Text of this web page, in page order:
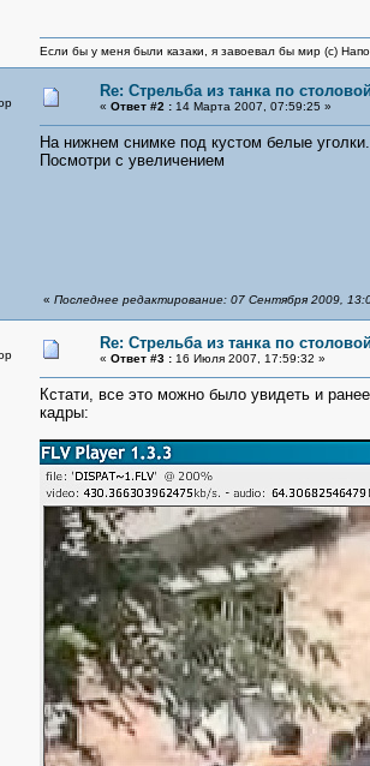
Если бы у меня были казаки, я завоевал бы мир (с)
Re: Стрельба из танка по
« Ответ #2 : 14 Марта 2007, 07:59:25 »
На нижнем снимке под кустом белые
Посмотри с увеличением
« Последнее редактирование: 07 Сентября 2009,
Re: Стрельба из танка по
« Ответ #3 : 16 Июля 2007, 17:59:32 »
Кстати, все это можно было увидеть и
кадры: